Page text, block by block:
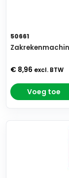
50661
€ 8,96 excl. BTW
Voeg toe